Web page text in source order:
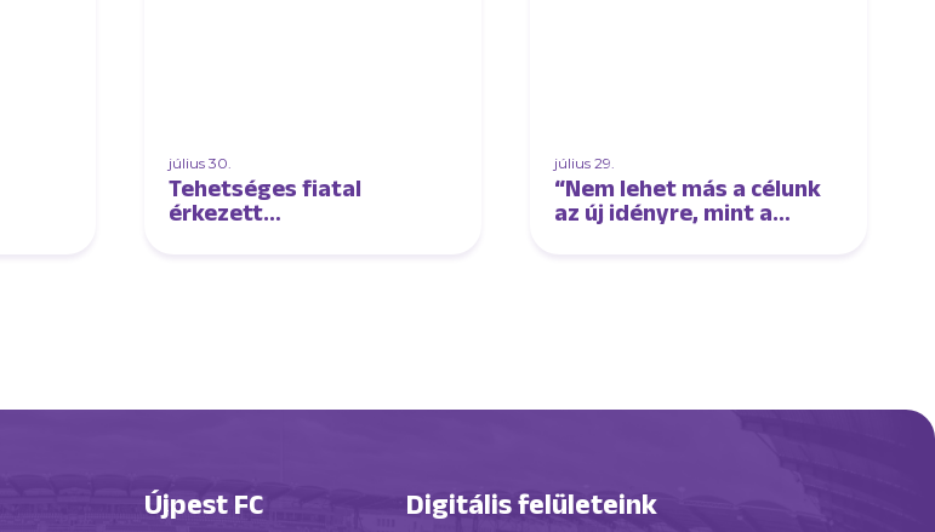
július 30.
Tehetséges fiatal
érkezett
július 29.
“Nem lehet más a célunk
az új idényre, mint a
Újpest FC Digitális felületeink